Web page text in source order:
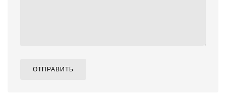
ОТПРАВИТЬ